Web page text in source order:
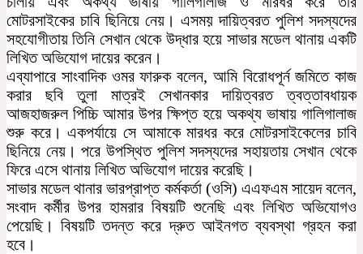
মোটরসাইকের চাবি ছিনিয়ে নেয়। এসময় দায়িত্বরত পুলিশ সদস্যদের
সহযোগীতায় তিনি সেখান থেকে উদ্ধার হয়ে সাভার মডেল থানায় একটি
লিখিত অভিযোগ দায়ের করেন।
এব্যাপারে সাংবাদিক ওমর ফারুক বলেন, আমি বিরোধপূর্ন জমিতে কাজ
করার ছবি তুলা মাত্রই সেখানকার দায়িত্বরত ত্বত্তাবধায়ক
আজহাজরুল পিচ্চি আমার উপর ক্ষিপ্ত হয়ে অকথ্য ভাষায় গালিগালাজ
শুরু করে। একপর্যায়ে সে আমাকে মারধর করে মোটরসাইকেলের চাবি
ছিনিয়ে নেয়। পরে উপস্থিত পুলিশ সদস্যদের সহায়তায় সেখান থেকে
ফিরে এসে থানায় লিখিত অভিযোগ দায়ের করেছি।
সাভার মডেল থানার ভারপ্রাপ্ত কর্মকর্তা (ওসি) এএফএম সায়েদ বলেন,
সংবাদ কর্মীর উপর হামরার বিষয়টি শুনেছি এবং লিখিত অভিযোগও
পেয়েছি। বিষয়টি তদন্ত করে দ্রুত আইনগত ব্যবস্থা গ্রহন করা
হবে।